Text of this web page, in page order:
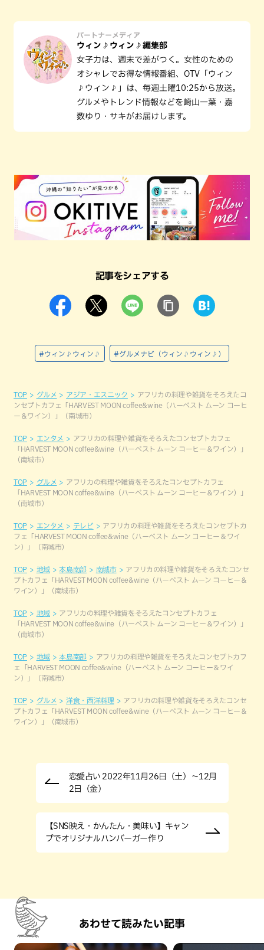
パートナーメディア
ウィン♪ウィン♪編集部
女子力は、週末で差がつく。女性のための
オシャレでお得な情報番組、OTV「ウィン
♪ウィン♪」は、毎週土曜10:25から放送。
グルメやトレンド情報などを崎山一葉・嘉
数ゆり・サキがお届けします。
記事をシェアする
#ウィン♪ウィン♪ #グルメナビ（ウィン♪ウィン♪）
TOP グルメ アジア・エスニック
アフリカの料理や雑貨をそろえたコ
ンセプトカフェ「HARVEST MOON coffee&wine（ハーベスト ムーン コーヒ
ー＆ワイン）」（南城市）
TOP エンタメ
アフリカの料理や雑貨をそろえたコンセプトカフェ
「HARVEST MOON coffee&wine（ハーベスト ムーン コーヒー＆ワイン）」
（南城市）
TOP グルメ
アフリカの料理や雑貨をそろえたコンセプトカフェ
「HARVEST MOON coffee&wine（ハーベスト ムーン コーヒー＆ワイン）」
（南城市）
TOP エンタメ テレビ
アフリカの料理や雑貨をそろえたコンセプトカ
フェ「HARVEST MOON coffee&wine（ハーベスト ムーン コーヒー＆ワイ
ン）」（南城市）
TOP 地域 本島南部 南城市
アフリカの料理や雑貨をそろえたコンセ
プトカフェ「HARVEST MOON coffee&wine（ハーベスト ムーン コーヒー＆
ワイン）」（南城市）
TOP 地域
アフリカの料理や雑貨をそろえたコンセプトカフェ
「HARVEST MOON coffee&wine（ハーベスト ムーン コーヒー＆ワイン）」
（南城市）
TOP 地域 本島南部
アフリカの料理や雑貨をそろえたコンセプトカフ
ェ「HARVEST MOON coffee&wine（ハーベスト ムーン コーヒー＆ワイ
ン）」（南城市）
TOP グルメ 洋食・西洋料理
アフリカの料理や雑貨をそろえたコンセ
プトカフェ「HARVEST MOON coffee&wine（ハーベスト ムーン コーヒー＆
ワイン）」（南城市）
恋愛占い 2022年11月26日（土）～12月
2日（金）
【SNS映え・かんたん・美味い】キャン
プでオリジナルハンバーガー作り
あわせて読みたい記事